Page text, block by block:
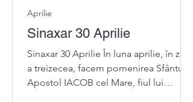
Sinaxar 30 Aprilie
Sinaxar 30 Aprilie În luna aprilie, în ziua
a treizecea, facem pomenirea Sfântului
Apostol IACOB cel Mare, fiul lui
Aprilie